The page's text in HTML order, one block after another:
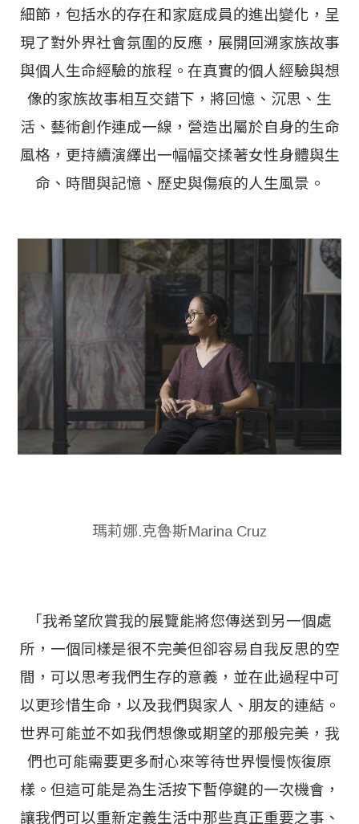
細節，包括水的存在和家庭成員的進出變化，呈
現了對外界社會氛圍的反應，展開回溯家族故事
與個人生命經驗的旅程。在真實的個人經驗與想
像的家族故事相互交錯下，將回憶、沉思、生
活、藝術創作連成一線，營造出屬於自身的生命
風格，更持續演繹出一幅幅交揉著女性身體與生
命、時間與記憶、歷史與傷痕的人生風景。
瑪莉娜.克魯斯Marina Cruz
「我希望欣賞我的展覽能將您傳送到另一個處
所，一個同樣是很不完美但卻容易自我反思的空
間，可以思考我們生存的意義，並在此過程中可
以更珍惜生命，以及我們與家人、朋友的連結。
世界可能並不如我們想像或期望的那般完美，我
們也可能需要更多耐心來等待世界慢慢恢復原
樣。但這可能是為生活按下暫停鍵的一次機會，
讓我們可以重新定義生活中那些真正重要之事、